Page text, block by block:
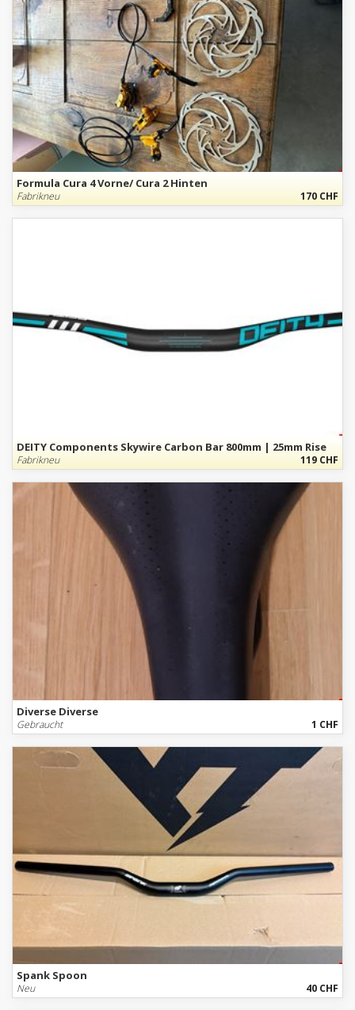
Formula Cura 4 Vorne/ Cura 2 Hinten
Fabrikneu 170 CHF
DEITY Components Skywire Carbon Bar 800mm | 25mm Rise
Fabrikneu 119 CHF
Diverse Diverse
Gebraucht 1 CHF
Spank Spoon
Neu 40 CHF